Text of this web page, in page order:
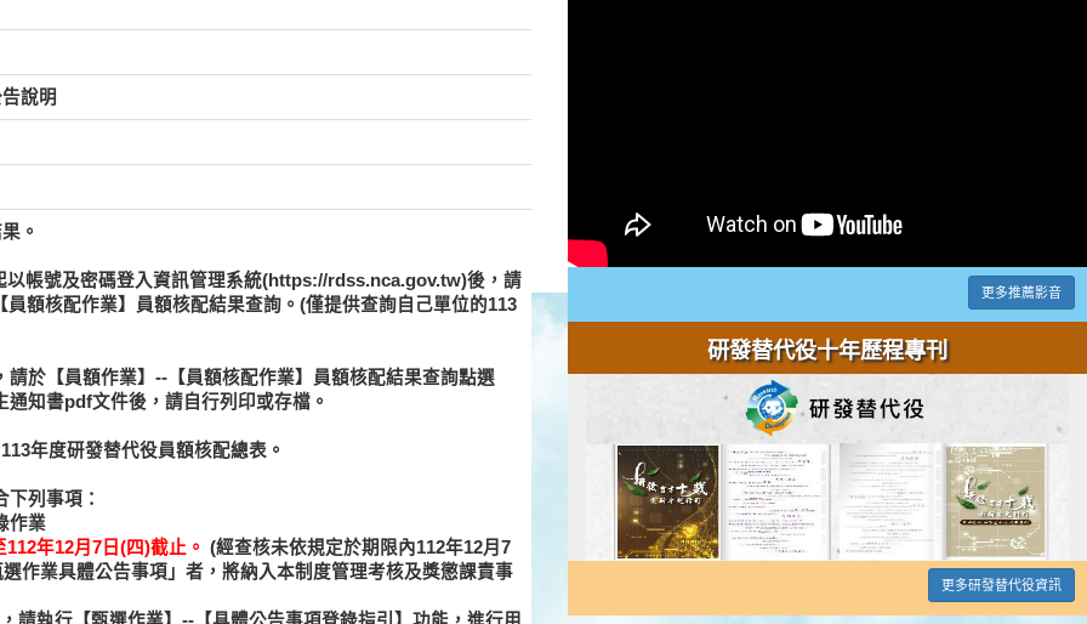
說明
。
以帳號及密碼登入資訊管理系統(https://rdss.nca.gov.tw)後，請
額核配作業】員額核配結果查詢。(僅提供查詢自己單位的113
於【員額作業】--【員額核配作業】員額核配結果查詢點選
知書pdf文件後，請自行列印或存檔。
年度研發替代役員額核配總表。
列事項：
作業
年12月7日(四)截止。 (經查核未依規定於期限內112年12月7
作業具體公告事項」者，將納入本制度管理考核及獎懲課責事
請執行【甄選作業】--【具體公告事項登錄指引】功能，進行用
更多推薦影音
研發替代役十年歷程專刊
更多研發替代役資訊